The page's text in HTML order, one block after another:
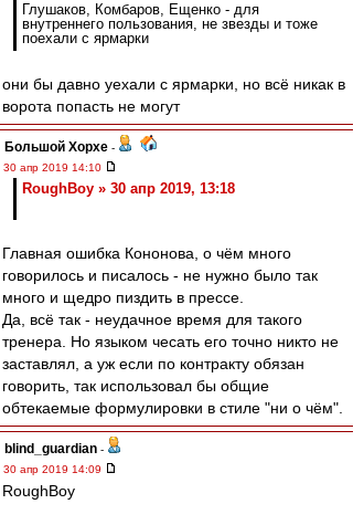
Глушаков, Комбаров, Ещенко - для
внутреннего пользования, не звезды и тоже
поехали с ярмарки
они бы давно уехали с ярмарки, но всё никак в
ворота попасть не могут
Большой Хорхе -
30 апр 2019 14:10
RoughBoy » 30 апр 2019, 13:18
Главная ошибка Кононова, о чём много
говорилось и писалось - не нужно было так
много и щедро пиздить в прессе.
Да, всё так - неудачное время для такого
тренера. Но языком чесать его точно никто не
заставлял, а уж если по контракту обязан
говорить, так использовал бы общие
обтекаемые формулировки в стиле "ни о чём".
blind_guardian -
30 апр 2019 14:09
RoughBoy